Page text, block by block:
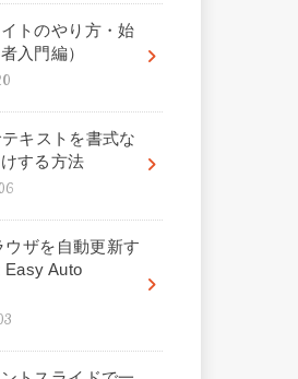
トのやり方・始
入門編）
キストを書式な
する方法
ウザを自動更新す
Easy Auto